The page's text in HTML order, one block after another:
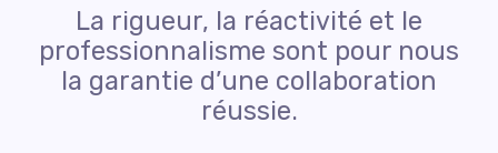
La rigueur, la réactivité et le
professionnalisme sont pour nous
la garantie d’une collaboration
réussie.